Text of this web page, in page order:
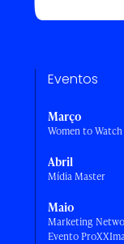
Eventos
Março
Women to
Abril
Mídia Master
Maio
Marketing
Evento